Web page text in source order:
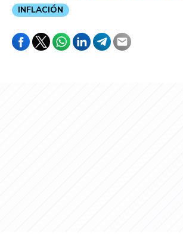
INFLACIÓN